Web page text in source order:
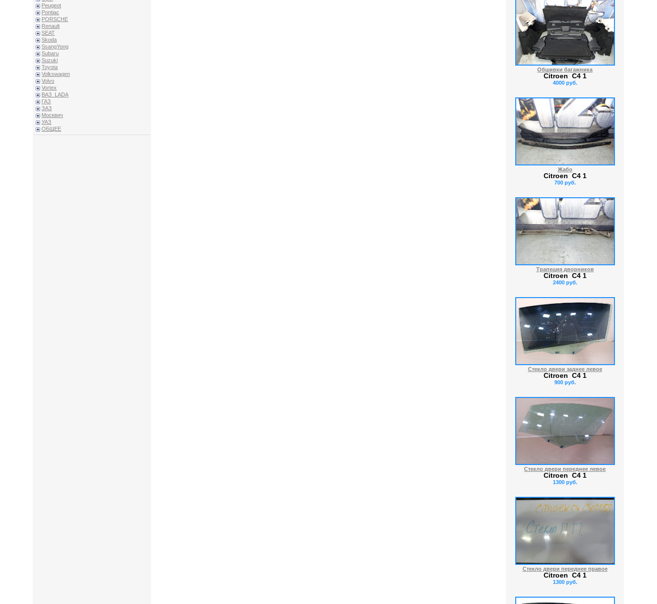
Peugeot
Pontiac
PORSCHE
Renault
SEAT
Skoda
SsangYong
Subaru
Suzuki
Toyota
Volkswagen
Volvo
Vortex
ВАЗ_LADA
ГАЗ
ЗАЗ
Москвич
УАЗ
ОБЩЕЕ
Обшивки багажника
Citroen C4 1
4000 руб.
Жабо
Citroen C4 1
700 руб.
Трапеция дворников
Citroen C4 1
2400 руб.
Стекло двери заднее левое
Citroen C4 1
900 руб.
Стекло двери переднее левое
Citroen C4 1
1300 руб.
Стекло двери переднее правое
Citroen C4 1
1300 руб.